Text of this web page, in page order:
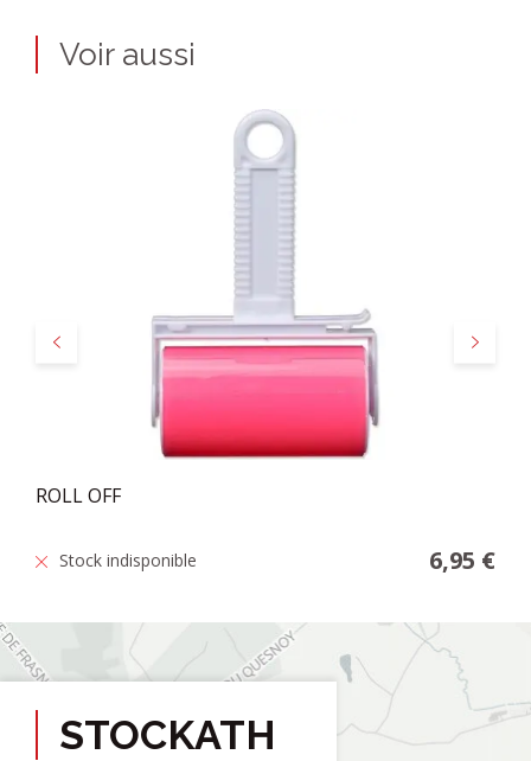
Voir aussi
Précédent Suivant
ROLL OFF
Stock indisponible 6,95 €
STOCKATH